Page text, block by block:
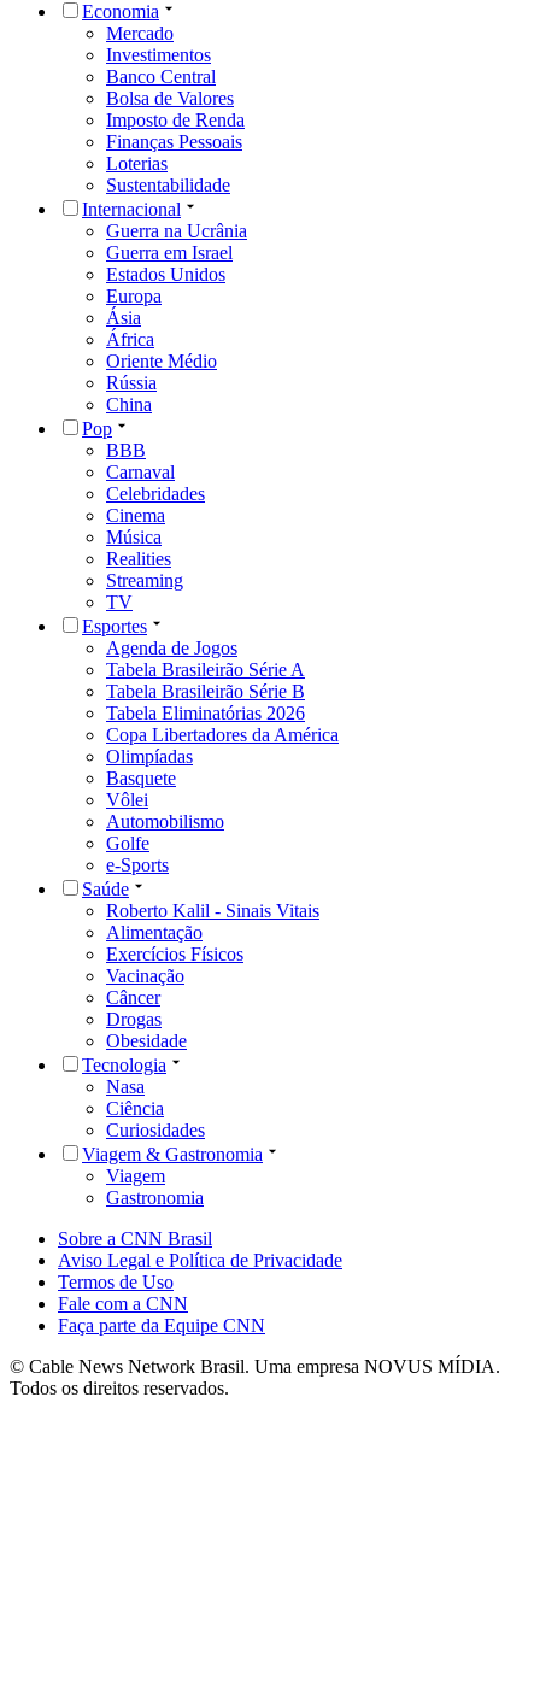
Economia
Mercado
Investimentos
Banco Central
Bolsa de Valores
Imposto de Renda
Finanças Pessoais
Loterias
Sustentabilidade
Internacional
Guerra na Ucrânia
Guerra em Israel
Estados Unidos
Europa
Ásia
África
Oriente Médio
Rússia
China
Pop
BBB
Carnaval
Celebridades
Cinema
Música
Realities
Streaming
TV
Esportes
Agenda de Jogos
Tabela Brasileirão Série A
Tabela Brasileirão Série B
Tabela Eliminatórias 2026
Copa Libertadores da América
Olimpíadas
Basquete
Vôlei
Automobilismo
Golfe
e-Sports
Saúde
Roberto Kalil - Sinais Vitais
Alimentação
Exercícios Físicos
Vacinação
Câncer
Drogas
Obesidade
Tecnologia
Nasa
Ciência
Curiosidades
Viagem & Gastronomia
Viagem
Gastronomia
Sobre a CNN Brasil
Aviso Legal e Política de Privacidade
Termos de Uso
Fale com a CNN
Faça parte da Equipe CNN
© Cable News Network Brasil. Uma empresa NOVUS MÍDIA.
Todos os direitos reservados.